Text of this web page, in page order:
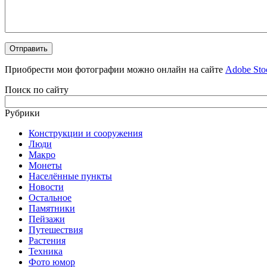
Приобрести мои фотографии можно онлайн на сайте Adobe
Поиск по сайту
Рубрики
Конструкции и сооружения
Люди
Макро
Монеты
Населённые пункты
Новости
Остальное
Памятники
Пейзажи
Путешествия
Растения
Техника
Фото юмор